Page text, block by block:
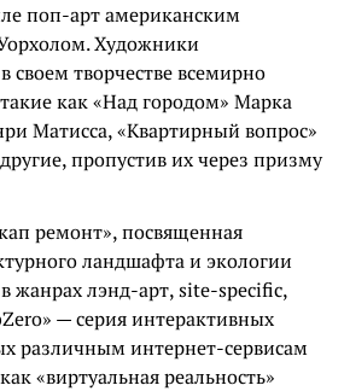
поп-арт американским
Художники
своем творчестве всемирно
как «Над городом» Марка
Матисса, «Квартирный вопрос»
пропустив их через призму
ремонт», посвященная
ландшафта и экологии
жанрах лэнд-арт, site-specific,
— серия интерактивных
различным интернет-сервисам
«виртуальная реальность»